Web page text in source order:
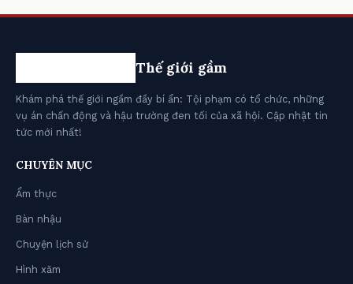
Thế giới gầm
Khám phá thế giới ngầm đầy bí ẩn: Tội phạm có tổ chức, những
vụ án chấn động và hậu trường đen tối của xã hội. Cập nhật tin
tức mới nhất!
CHUYÊN MỤC
Ẩm thực
Bàn nhậu
Chuyện lịch sử
Hình xăm